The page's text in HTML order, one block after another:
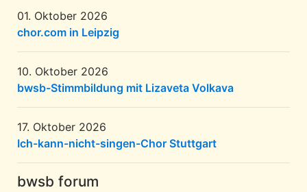
01. Oktober 2026
chor.com in Leipzig
10. Oktober 2026
bwsb-Stimmbildung mit Lizaveta Volkava
17. Oktober 2026
Ich-kann-nicht-singen-Chor Stuttgart
bwsb forum